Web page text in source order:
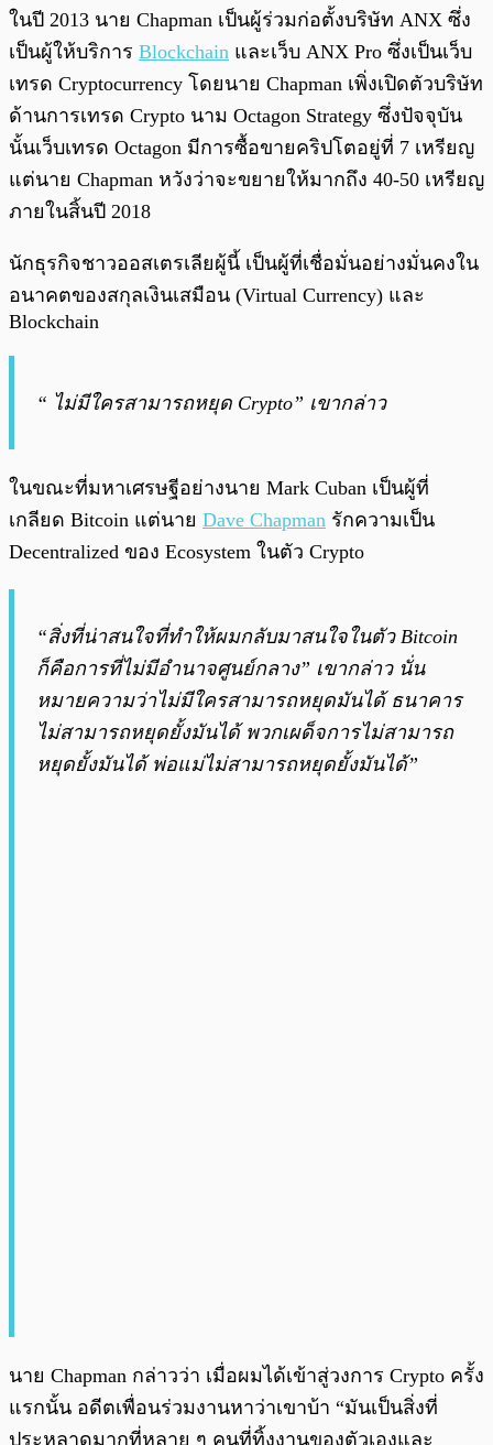
ในปี 2013 นาย Chapman เป็นผู้ร่วมก่อตั้งบริษัท ANX ซึ่ง
เป็นผู้ให้บริการ Blockchain และเว็บ ANX Pro ซึ่งเป็นเว็บ
เทรด Cryptocurrency โดยนาย Chapman เพิ่งเปิดตัวบริษัท
ด้านการเทรด Crypto นาม Octagon Strategy ซึ่งปัจจุบัน
นั้นเว็บเทรด Octagon มีการซื้อขายคริปโตอยู่ที่ 7 เหรียญ
แต่นาย Chapman หวังว่าจะขยายให้มากถึง 40-50 เหรียญ
ภายในสิ้นปี 2018
นักธุรกิจชาวออสเตรเลียผู้นี้ เป็นผู้ที่เชื่อมั่นอย่างมั่นคงใน
อนาคตของสกุลเงินเสมือน (Virtual Currency) และ
Blockchain
“ ไม่มีใครสามารถหยุด Crypto” เขากล่าว
ในขณะที่มหาเศรษฐีอย่างนาย Mark Cuban เป็นผู้ที่
เกลียด Bitcoin แต่นาย Dave Chapman รักความเป็น
Decentralized ของ Ecosystem ในตัว Crypto
“สิ่งที่น่าสนใจที่ทำให้ผมกลับมาสนใจในตัว Bitcoin
ก็คือการที่ไม่มีอำนาจศูนย์กลาง” เขากล่าว นั่น
หมายความว่าไม่มีใครสามารถหยุดมันได้ ธนาคาร
ไม่สามารถหยุดยั้งมันได้ พวกเผด็จการไม่สามารถ
หยุดยั้งมันได้ พ่อแม่ไม่สามารถหยุดยั้งมันได้”
นาย Chapman กล่าวว่า เมื่อผมได้เข้าสู่วงการ Crypto ครั้ง
แรกนั้น อดีตเพื่อนร่วมงานหาว่าเขาบ้า “มันเป็นสิ่งที่
ประหลาดมากที่หลาย ๆ คนที่ทิ้งงานของตัวเองและ